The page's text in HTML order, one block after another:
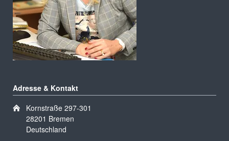
Adresse & Kontakt
Kornstraße 297-301
28201 Bremen
Deutschland